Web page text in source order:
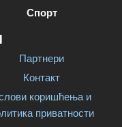
Спорт
Партнери
Контакт
коришћења и
приватности